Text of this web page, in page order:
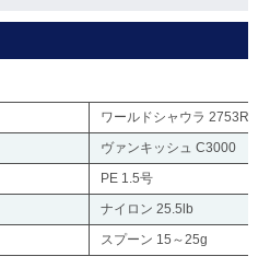
ワールドシャウラ 2753RS-2
ヴァンキッシュ C3000
PE 1.5号
ナイロン 25.5lb
スプーン 15～25g